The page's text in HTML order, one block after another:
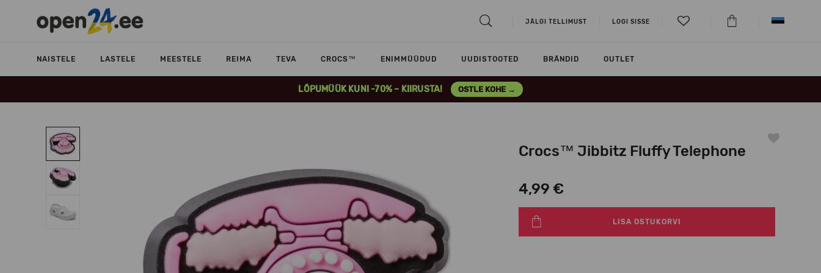
JÄLGI TELLIMUST LOGI SISSE
NAISTELE LASTELE MEESTELE REIMA TEVA CROCS™ ENIMMÜÜDUD UUDISTOOTED BRÄNDID OUTLET
LÕPUMÜÜK KUNI -70% – KIIRUSTA! OSTLE KOHE →
Crocs™ Jibbitz Fluffy Telephone
4,99 €
LISA OSTUKORVI